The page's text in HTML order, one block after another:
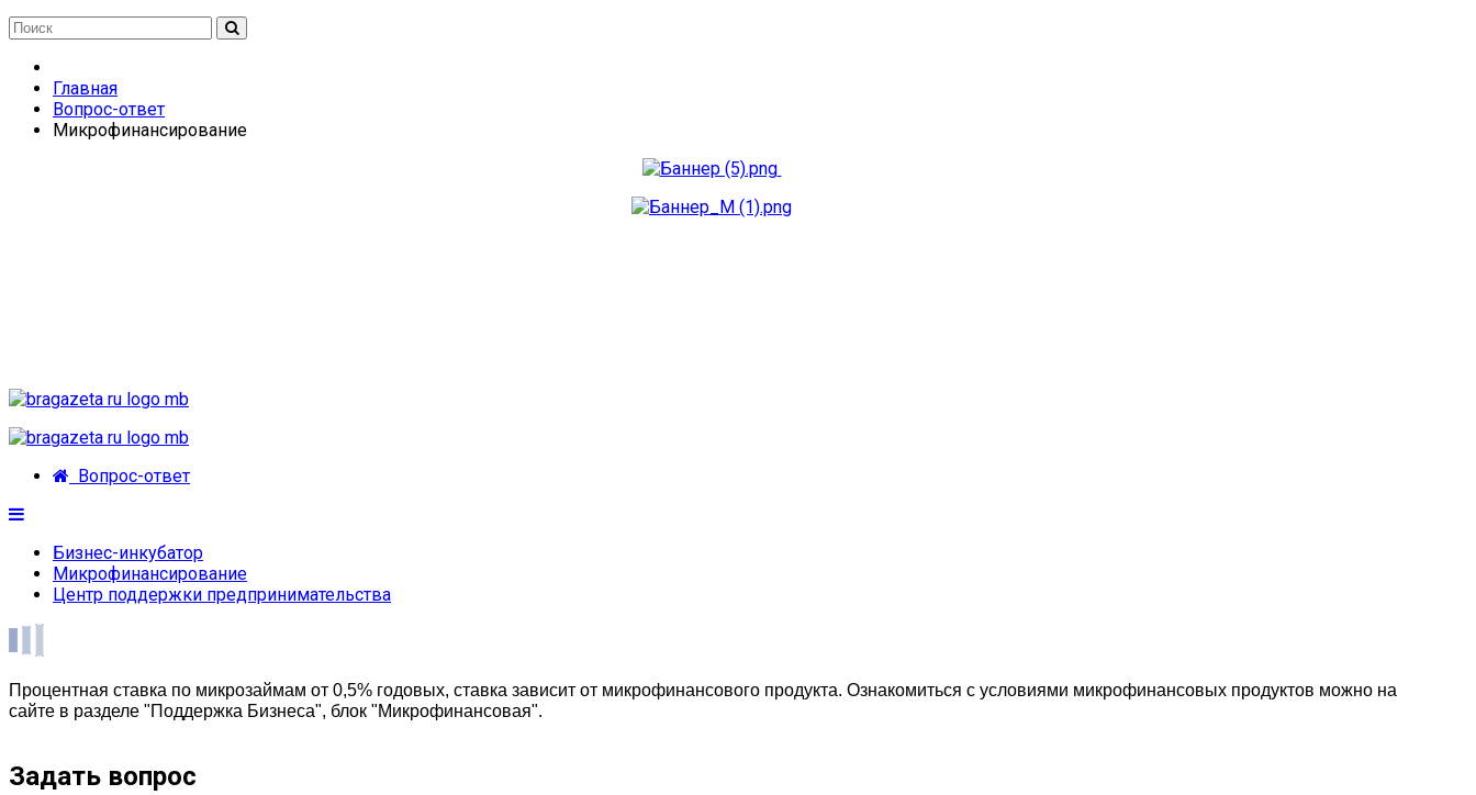
Главная
Вопрос-ответ
Микрофинансирование
Вопрос-ответ
Бизнес-инкубатор
Микрофинансирование
Центр поддержки предпринимательства
Процентная ставка по микрозаймам от 0,5% годовых, ставка зависит от микрофинансового продукта. Ознакомиться с условиями микрофинансовых продуктов можно на
сайте в разделе "Поддержка Бизнеса", блок "Микрофинансовая".
­Задать вопрос